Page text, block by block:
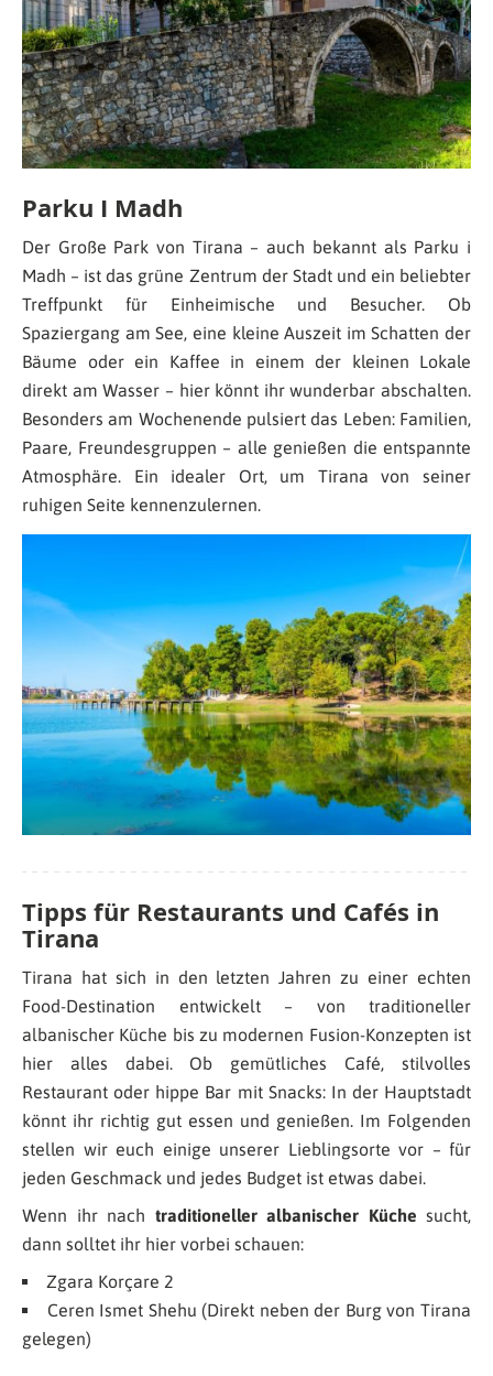
Parku I Madh
Der Große Park von Tirana – auch bekannt als Parku i
Madh – ist das grüne Zentrum der Stadt und ein beliebter
Treffpunkt für Einheimische und Besucher. Ob
Spaziergang am See, eine kleine Auszeit im Schatten der
Bäume oder ein Kaffee in einem der kleinen Lokale
direkt am Wasser – hier könnt ihr wunderbar abschalten.
Besonders am Wochenende pulsiert das Leben: Familien,
Paare, Freundesgruppen – alle genießen die entspannte
Atmosphäre. Ein idealer Ort, um Tirana von seiner
ruhigen Seite kennenzulernen.
Tipps für Restaurants und Cafés in
Tirana
Tirana hat sich in den letzten Jahren zu einer echten
Food-Destination entwickelt – von traditioneller
albanischer Küche bis zu modernen Fusion-Konzepten ist
hier alles dabei. Ob gemütliches Café, stilvolles
Restaurant oder hippe Bar mit Snacks: In der Hauptstadt
könnt ihr richtig gut essen und genießen. Im Folgenden
stellen wir euch einige unserer Lieblingsorte vor – für
jeden Geschmack und jedes Budget ist etwas dabei.
Wenn ihr nach traditioneller albanischer Küche sucht,
dann solltet ihr hier vorbei schauen:
Zgara Korçare 2
Ceren Ismet Shehu (Direkt neben der Burg von Tirana
gelegen)